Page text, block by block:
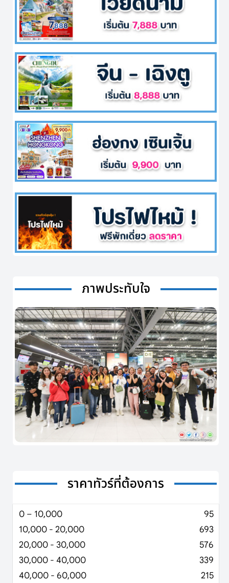
ภาพประทับใจ
ราคาทัวร์ที่ต้องการ
0 – 10,000
95
10,000 - 20,000
693
20,000 - 30,000
576
30,000 - 40,000
339
40,000 - 60,000
215